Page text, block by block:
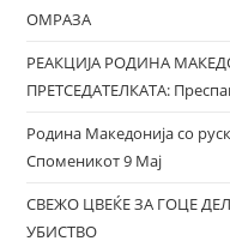
ОМРАЗА
РЕАКЦИЈА РОДИНА
ПРЕТСЕДАТЕЛКАТА:
Родина Македонија со
Споменикот 9 Мај
СВЕЖО ЦВЕЌЕ ЗА ГОЦЕ
УБИСТВО